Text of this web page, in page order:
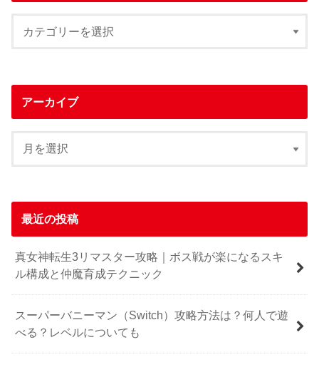
アーカイブ
最近の投稿
真女神転生3リマスター攻略｜ボス戦が楽になるスキ
ル構成と仲魔育成テクニック
スーパーバニーマン（Switch）攻略方法は？何人で遊
べる？レベルについても